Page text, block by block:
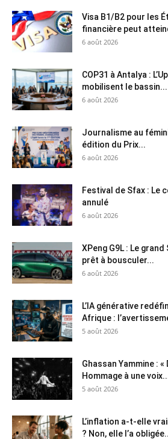
Visa B1/B2 pour les
financière peut
6 août 2026
COP31 à Antalya :
mobilisent le bassin...
6 août 2026
Journalisme au
édition du Prix...
6 août 2026
Festival de Sfax : Le
annulé
6 août 2026
XPeng G9L : Le
prêt à bousculer...
6 août 2026
L’IA générative
Afrique :
5 août 2026
Ghassan Yammine :
Hommage à une
5 août 2026
L’inflation a-t-elle
? Non, elle l’a